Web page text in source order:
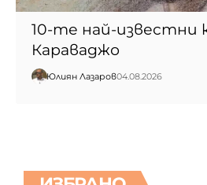
10-те най-известни
Караваджо
Юлиян Лазаров04.08.2026